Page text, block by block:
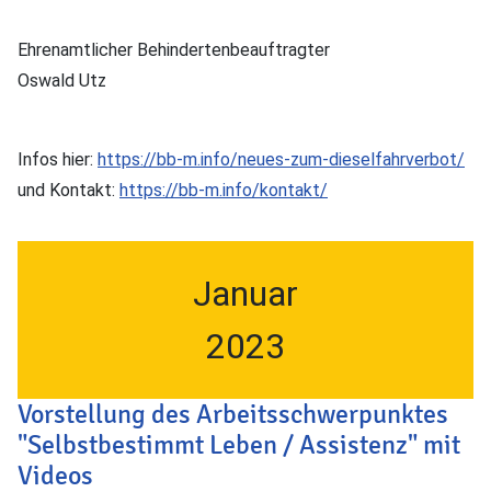
Ehrenamtlicher Behindertenbeauftragter
Oswald Utz
Infos hier: https://bb-m.info/neues-zum-dieselfahrverbot/
und Kontakt: https://bb-m.info/kontakt/
Januar
2023
Vorstellung des Arbeitsschwerpunktes
"Selbstbestimmt Leben / Assistenz" mit
Videos